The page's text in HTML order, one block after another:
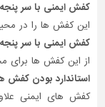
کفش ایمنی با سر پنجه
این کفش ها را در
کفش ایمنی با سر
از این کفش ها برای
استاندارد بودن کفش
کفش های ایمنی